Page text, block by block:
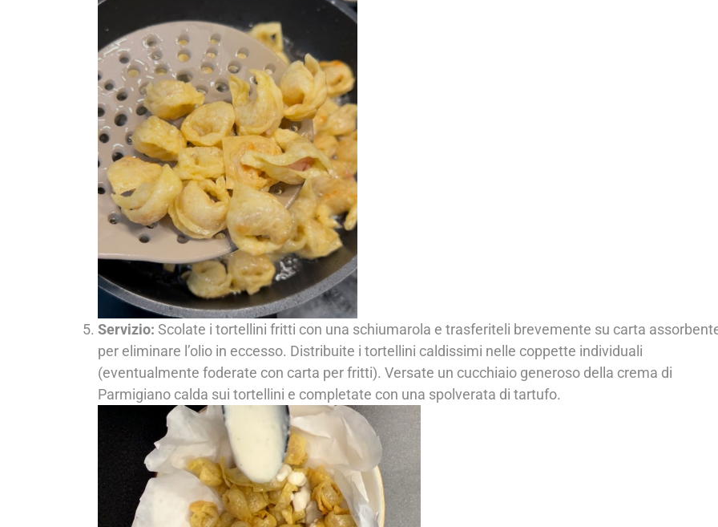
Servizio: Scolate i tortellini fritti con una schiumarola e trasferiteli brevemente su carta
per eliminare l’olio in eccesso. Distribuite i tortellini caldissimi nelle coppette individuali
(eventualmente foderate con carta per fritti). Versate un cucchiaio generoso della crema di
Parmigiano calda sui tortellini e completate con una spolverata di tartufo.